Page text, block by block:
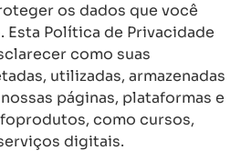
os dados que você
Política de Privacidade
como suas
utilizadas, armazenadas
páginas, plataformas e
como cursos,
digitais.